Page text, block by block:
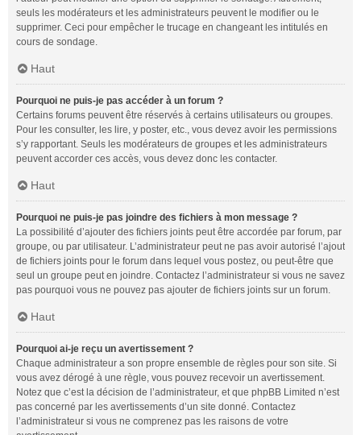
seuls les modérateurs et les administrateurs peuvent le modifier ou le
supprimer. Ceci pour empêcher le trucage en changeant les intitulés en
cours de sondage.
Haut
Pourquoi ne puis-je pas accéder à un forum ?
Certains forums peuvent être réservés à certains utilisateurs ou groupes.
Pour les consulter, les lire, y poster, etc., vous devez avoir les permissions
s’y rapportant. Seuls les modérateurs de groupes et les administrateurs
peuvent accorder ces accès, vous devez donc les contacter.
Haut
Pourquoi ne puis-je pas joindre des fichiers à mon message ?
La possibilité d’ajouter des fichiers joints peut être accordée par forum, par
groupe, ou par utilisateur. L’administrateur peut ne pas avoir autorisé l’ajout
de fichiers joints pour le forum dans lequel vous postez, ou peut-être que
seul un groupe peut en joindre. Contactez l’administrateur si vous ne savez
pas pourquoi vous ne pouvez pas ajouter de fichiers joints sur un forum.
Haut
Pourquoi ai-je reçu un avertissement ?
Chaque administrateur a son propre ensemble de règles pour son site. Si
vous avez dérogé à une règle, vous pouvez recevoir un avertissement.
Notez que c’est la décision de l’administrateur, et que phpBB Limited n’est
pas concerné par les avertissements d’un site donné. Contactez
l’administrateur si vous ne comprenez pas les raisons de votre